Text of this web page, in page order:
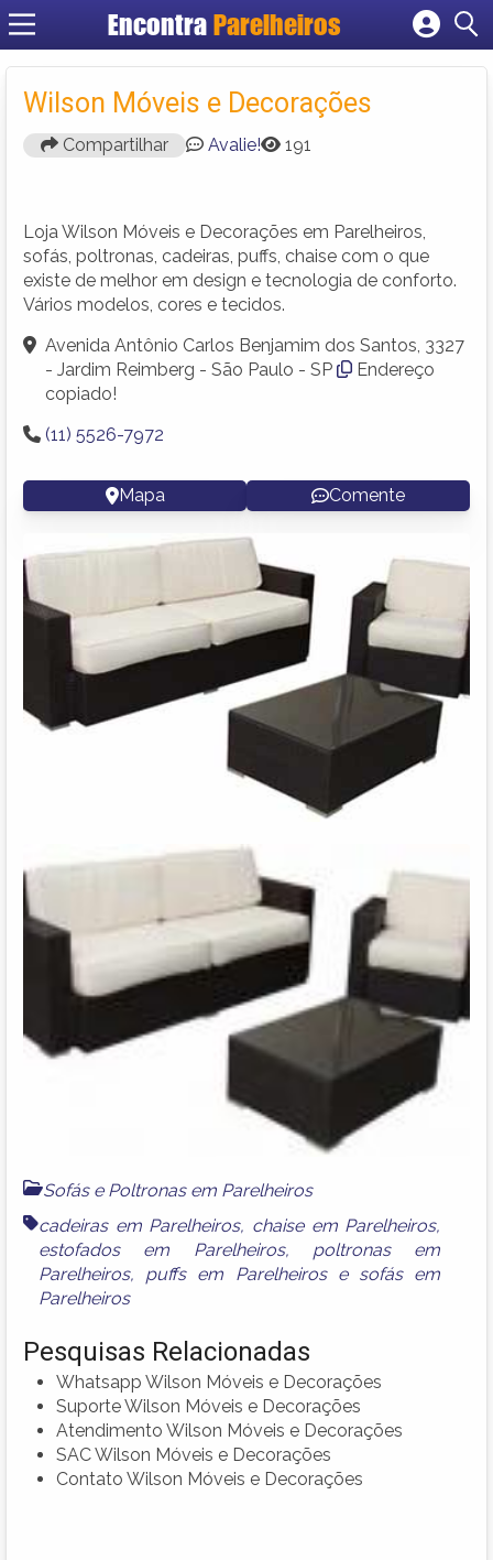
Encontra Parelheiros
Cadastrar empresa
Criar conta
Wilson Móveis e Decorações
Compartilhar Avalie! 191
Loja Wilson Móveis e Decorações em Parelheiros,
sofás, poltronas, cadeiras, puffs, chaise com o que
existe de melhor em design e tecnologia de conforto.
Vários modelos, cores e tecidos.
Avenida Antônio Carlos Benjamim dos Santos, 3327
- Jardim Reimberg - São Paulo - SP
Endereço
copiado!
(11) 5526-7972
Mapa Comente
Sofás e Poltronas em Parelheiros
cadeiras em Parelheiros, chaise em Parelheiros,
estofados em Parelheiros, poltronas em
Parelheiros, puffs em Parelheirose sofás em
Parelheiros
Pesquisas Relacionadas
Whatsapp Wilson Móveis e Decorações
Suporte Wilson Móveis e Decorações
Atendimento Wilson Móveis e Decorações
SAC Wilson Móveis e Decorações
Contato Wilson Móveis e Decorações